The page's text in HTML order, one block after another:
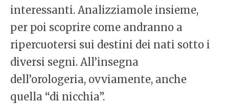
interessanti. Analizziamole insieme,
per poi scoprire come andranno a
ripercuotersi sui destini dei nati sotto i
diversi segni. All’insegna
dell’orologeria, ovviamente, anche
quella “di nicchia”.